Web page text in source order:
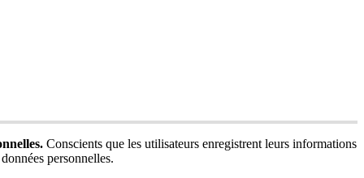
. Conscients que les utilisateurs enregistrent leurs informations
données personnelles.